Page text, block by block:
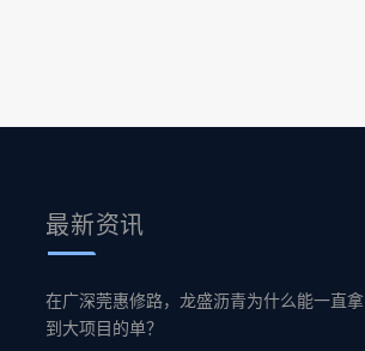
最新资讯
在广深莞惠修路，龙盛沥青为什么能一直拿
到大项目的单？